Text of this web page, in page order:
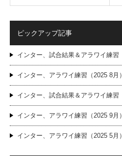
ピックアップ記事
インター、試合結果＆アラワイ練習
インター、アラワイ練習（2025 8月）
インター、試合結果＆アラワイ練習
インター、アラワイ練習（2025 9月）
インター、アラワイ練習（2025 5月）